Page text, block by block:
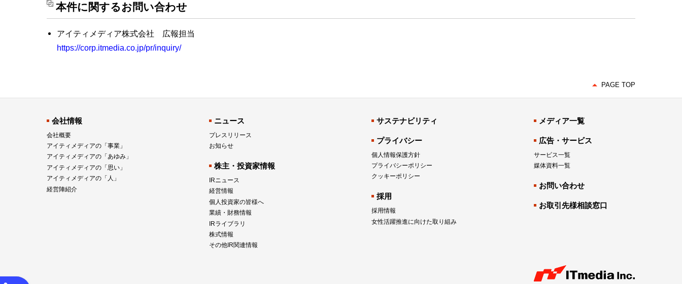
本件に関するお問い合わせ
アイティメディア株式会社 広報担当
https://corp.itmedia.co.jp/pr/inquiry/
PAGE TOP
会社情報
会社概要
アイティメディアの「事業」
アイティメディアの「あゆみ」
アイティメディアの「思い」
アイティメディアの「人」
経営陣紹介
ニュース
プレスリリース
お知らせ
株主・投資家情報
IRニュース
経営情報
個人投資家の皆様へ
業績・財務情報
IRライブラリ
株式情報
その他IR関連情報
サステナビリティ
プライバシー
個人情報保護方針
プライバシーポリシー
クッキーポリシー
採用
採用情報
女性活躍推進に向けた取り組み
メディア一覧
広告・サービス
サービス一覧
媒体資料一覧
お問い合わせ
お取引先様相談窓口